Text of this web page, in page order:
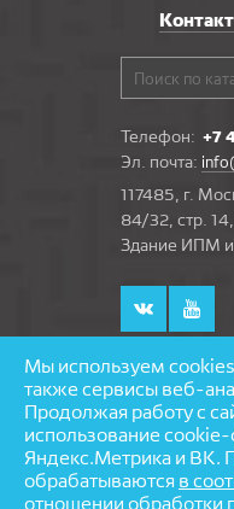
Телефон: +7
Эл. почта:
117485, г.
84/32, стр.
Здание ИПМ
© 1997—2026
Разработка и
Partmedia
Мы используем
также сервисы веб-
Продолжая работу с
использование
Яндекс.Метрика и ВК.
обрабатываются в
отношении обработки